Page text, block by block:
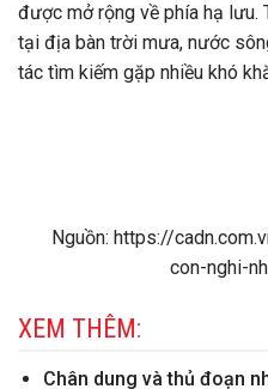
được mở rộng về phía hạ lưu.
tại địa bàn trời mưa, nước
tác tìm kiếm gặp nhiều khó
Nguồn: https://
con-nghi-
XEM THÊM:
Chân dung và thủ đoạn